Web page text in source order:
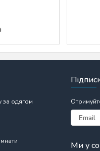
за одягом
Ми у